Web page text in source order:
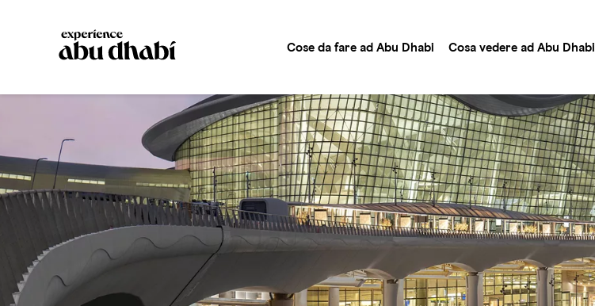
Cose da fare ad Abu Dhabi Cosa vedere ad Abu Dhabi